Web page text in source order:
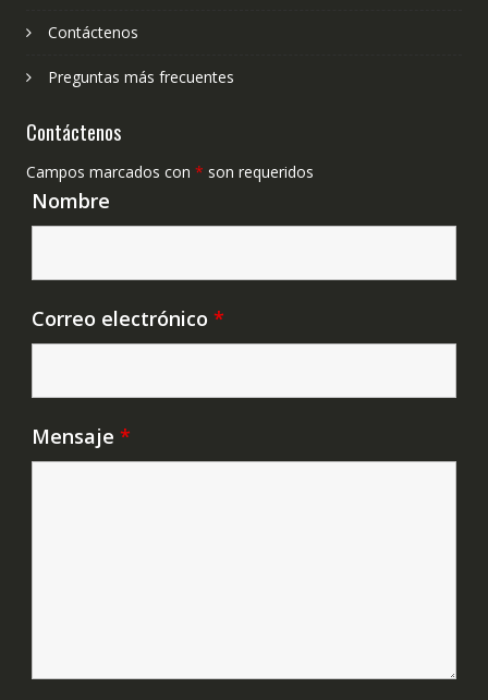
Contáctenos
Preguntas más frecuentes
Contáctenos
Campos marcados con * son requeridos
Nombre
Correo electrónico *
Mensaje *